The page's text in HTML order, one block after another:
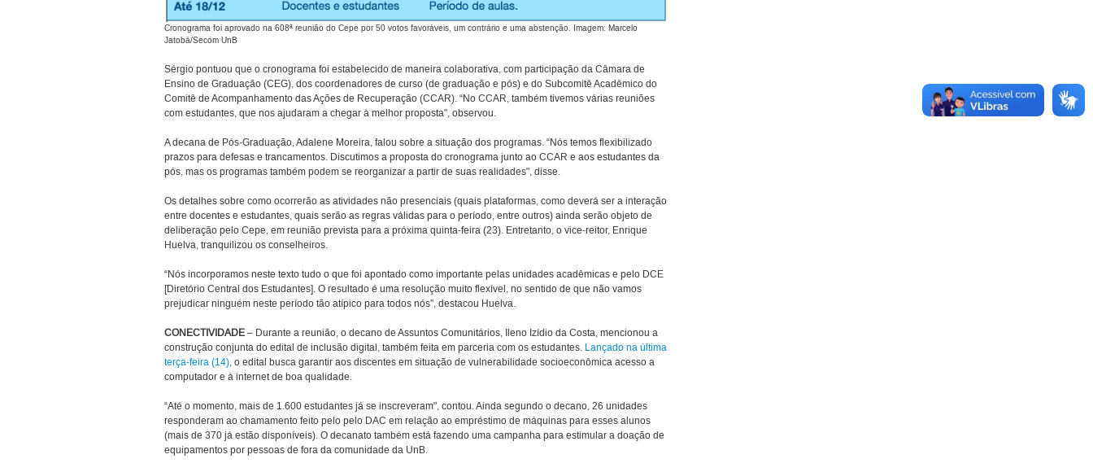
Cronograma foi aprovado na 608ª reunião do Cepe por 50 votos favoráveis, um contrário e uma abstenção. Imagem: Marcelo
Jatobá/Secom UnB
Sérgio pontuou que o cronograma foi estabelecido de maneira colaborativa, com participação da Câmara de
Ensino de Graduação (CEG), dos coordenadores de curso (de graduação e pós) e do Subcomitê Acadêmico do
Comitê de Acompanhamento das Ações de Recuperação (CCAR). “No CCAR, também tivemos várias reuniões
com estudantes, que nos ajudaram a chegar à melhor proposta", observou.
A decana de Pós-Graduação, Adalene Moreira, falou sobre a situação dos programas. “Nós temos flexibilizado
prazos para defesas e trancamentos. Discutimos a proposta do cronograma junto ao CCAR e aos estudantes da
pós, mas os programas também podem se reorganizar a partir de suas realidades", disse.
Os detalhes sobre como ocorrerão as atividades não presenciais (quais plataformas, como deverá ser a interação
entre docentes e estudantes, quais serão as regras válidas para o período, entre outros) ainda serão objeto de
deliberação pelo Cepe, em reunião prevista para a próxima quinta-feira (23). Entretanto, o vice-reitor, Enrique
Huelva, tranquilizou os conselheiros.
“Nós incorporamos neste texto tudo o que foi apontado como importante pelas unidades acadêmicas e pelo DCE
[Diretório Central dos Estudantes]. O resultado é uma resolução muito flexível, no sentido de que não vamos
prejudicar ninguém neste período tão atípico para todos nós", destacou Huelva.
CONECTIVIDADE – Durante a reunião, o decano de Assuntos Comunitários, Ileno Izídio da Costa, mencionou a
construção conjunta do edital de inclusão digital, também feita em parceria com os estudantes. Lançado na última
terça-feira (14), o edital busca garantir aos discentes em situação de vulnerabilidade socioeconômica acesso a
computador e à internet de boa qualidade.
“Até o momento, mais de 1.600 estudantes já se inscreveram", contou. Ainda segundo o decano, 26 unidades
responderam ao chamamento feito pelo pelo DAC em relação ao empréstimo de máquinas para esses alunos
(mais de 370 já estão disponíveis). O decanato também está fazendo uma campanha para estimular a doação de
equipamentos por pessoas de fora da comunidade da UnB.